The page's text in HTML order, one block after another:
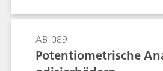
Parameter entsprechen der
AB-089
Potentiometrische